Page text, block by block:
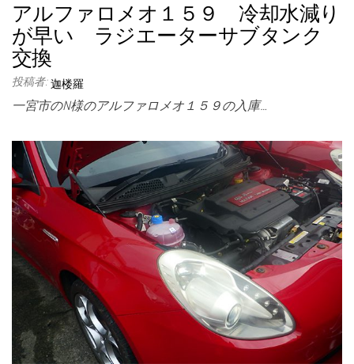
アルファロメオ１５９ 冷却水減り
が早い ラジエーターサブタンク
交換
投稿者: 迦楼羅
一宮市のN様のアルファロメオ１５９の入庫…